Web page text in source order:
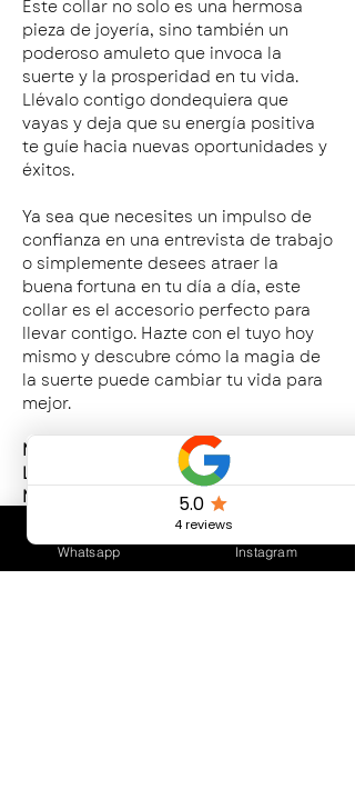
Este collar no solo es una hermosa
pieza de joyería, sino también un
poderoso amuleto que invoca la
suerte y la prosperidad en tu vida.
Llévalo contigo dondequiera que
vayas y deja que su energía positiva
te guíe hacia nuevas oportunidades y
éxitos.
Ya sea que necesites un impulso de
confianza en una entrevista de trabajo
o simplemente desees atraer la
buena fortuna en tu día a día, este
collar es el accesorio perfecto para
llevar contigo. Hazte con el tuyo hoy
mismo y descubre cómo la magia de
la suerte puede cambiar tu vida para
mejor.
Material: Baño de oro y circones /
Libre de Nickel.
Medidas: 35 cms de largo + 5 cms de
CUIDADOS DEL PRODUCTO
Whatsapp Instagram